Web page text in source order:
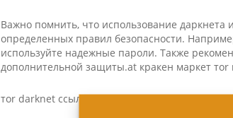
Важно помнить, что использование
определенных правил безопасности.
используйте надежные пароли. Также
дополнительной защиты.at кракен маркет тоr
тоr dark­net ссылки ссылка kraken